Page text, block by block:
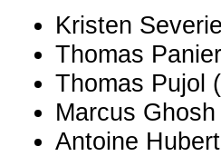
Kristen
Thomas
Thomas Pujol
Marcus
Antoine